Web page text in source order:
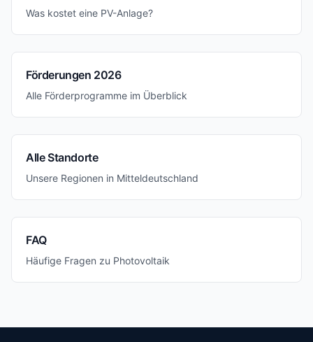
Was kostet eine PV-Anlage?
Förderungen 2026
Alle Förderprogramme im Überblick
Alle Standorte
Unsere Regionen in Mitteldeutschland
FAQ
Häufige Fragen zu Photovoltaik